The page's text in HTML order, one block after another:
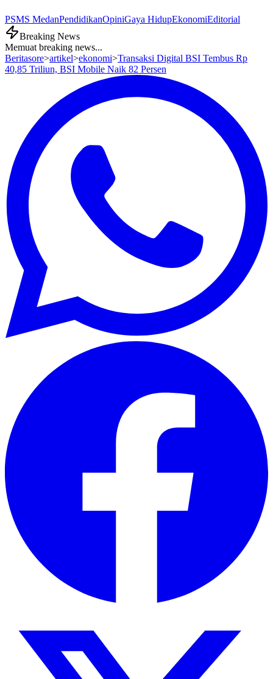
PSMS MedanPendidikanOpiniGaya HidupEkonomiEditorial
Breaking News
Memuat breaking news...
Beritasore>artikel>ekonomi>Transaksi Digital BSI Tembus Rp
40,85 Triliun, BSI Mobile Naik 82 Persen